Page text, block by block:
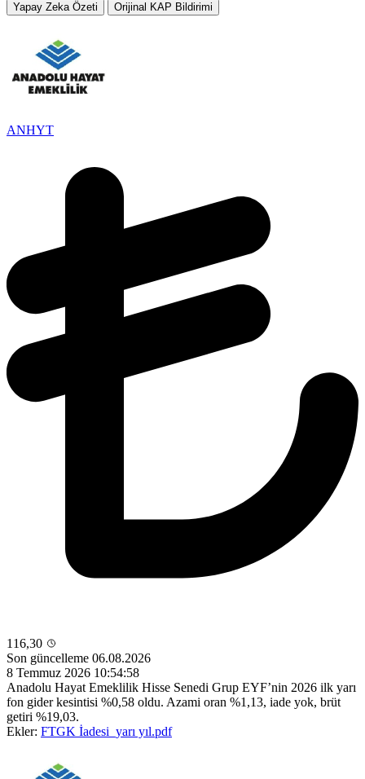
Yapay Zeka Özeti Orijinal KAP Bildirimi
ANHYT
116,30
Son güncelleme 06.08.2026
8 Temmuz 2026 10:54:58
Anadolu Hayat Emeklilik Hisse Senedi Grup EYF’nin 2026 ilk yarı
fon gider kesintisi %0,58 oldu. Azami oran %1,13, iade yok, brüt
getiri %19,03.
Ekler: FTGK İadesi_yarı yıl.pdf